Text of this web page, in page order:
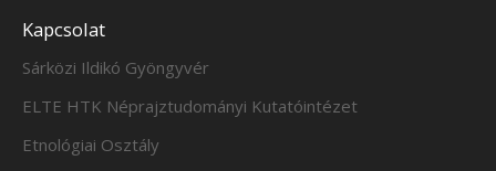
Kapcsolat
Sárközi Ildikó Gyöngyvér
ELTE HTK Néprajztudományi Kutatóintézet
Etnológiai Osztály